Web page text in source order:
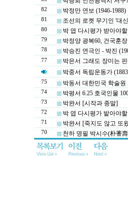
82 박정만 연보 (1946-1988)
81 조선의 로켓 무기인 '대
80 박 엽 다시평가 받아야
79 박정양 광복60, 건국훈
78 박승진 연극인 - 박진
77 박은서 그래도 장미는
박중서 독립운동가
75 박동서 대한민국 학술원
74 박평서 6.25 호국인물
73 박완서 [시작과 종말]
72 박 엽 다시평가 밭아야
71 박완서 [죽지도 않고 또
70 천하 명필 박시수(朴蓍